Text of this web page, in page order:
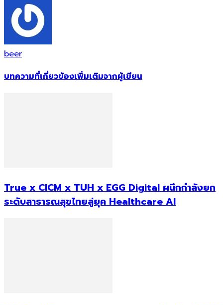
beer
บทความที่เกี่ยวข้องเพิ่มเติมจากผู้เขียน
True x CICM x TUH x EGG Digital ผนึกกำลังยก
ระดับสาธารณสุขไทยสู่ยุค Healthcare AI